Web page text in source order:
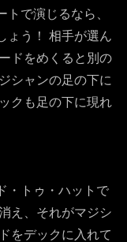
で演じるなら、
ょう！ 相手が選ん
ドをめくると別の
シャンの足の下に
クも足の下に現れ
・トゥ・ハットで
え、それがマジシ
をデックに入れて